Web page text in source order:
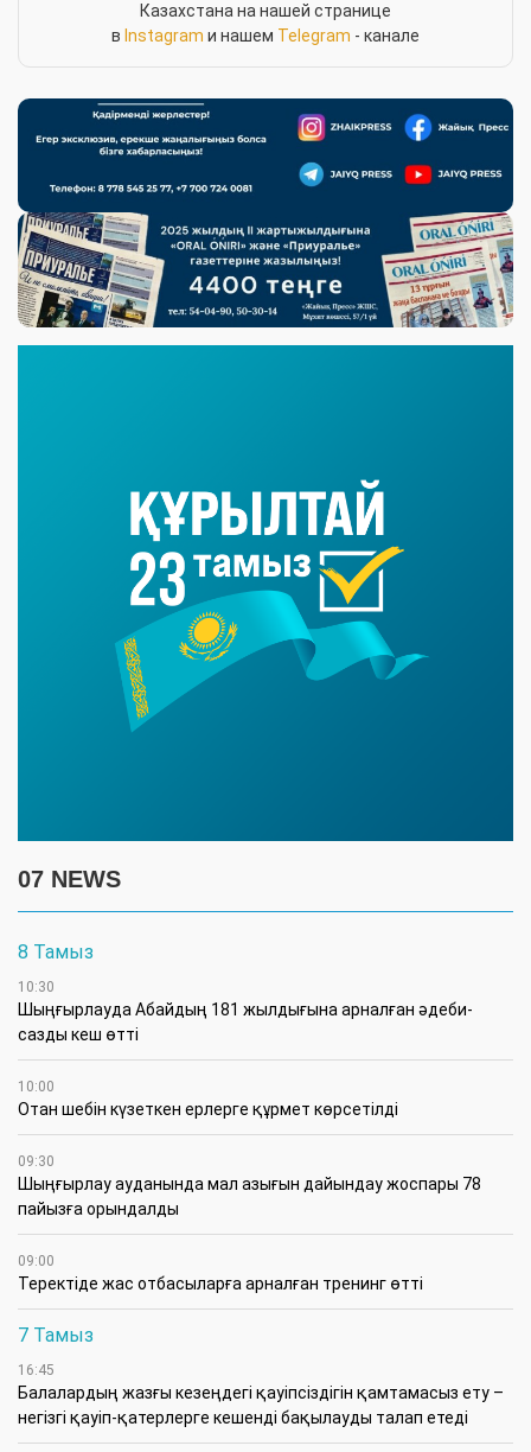
Казахстана на нашей странице
в Instagram и нашем Telegram - канале
07 NEWS
8 Тамыз
10:30
Шыңғырлауда Абайдың 181 жылдығына арналған әдеби-
сазды кеш өтті
10:00
Отан шебін күзеткен ерлерге құрмет көрсетілді
09:30
​Шыңғырлау ауданында мал азығын дайындау жоспары 78
пайызға орындалды
09:00
​Теректіде жас отбасыларға арналған тренинг өтті
7 Тамыз
16:45
Балалардың жазғы кезеңдегі қауіпсіздігін қамтамасыз ету –
негізгі қауіп-қатерлерге кешенді бақылауды талап етеді